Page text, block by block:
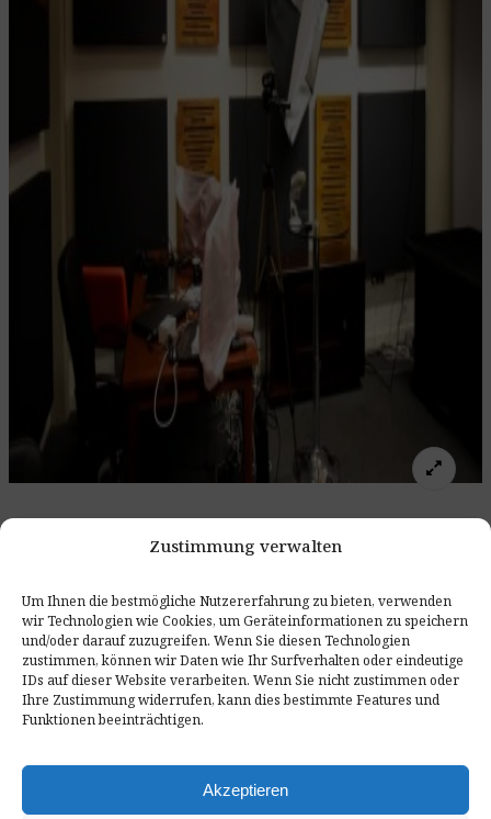
Zustimmung verwalten
Um Ihnen die bestmögliche Nutzererfahrung zu bieten, verwenden
wir Technologien wie Cookies, um Geräteinformationen zu speichern
und/oder darauf zuzugreifen. Wenn Sie diesen Technologien
zustimmen, können wir Daten wie Ihr Surfverhalten oder eindeutige
IDs auf dieser Website verarbeiten. Wenn Sie nicht zustimmen oder
Ihre Zustimmung widerrufen, kann dies bestimmte Features und
Funktionen beeinträchtigen.
Akzeptieren
usługa, który umożliwia uzyskanie naturalnego,
niepożądanych odbić i poprawę kontroli nad niskimi
częstotliwościami. Dzięki precyzyjnej analizie
przestrzeni, dobraniu odpowiednich ustrojów
akustycznych (absorberów, pułapek basowych oraz
dyfuzorów) oraz wykorzystaniu metod opartych na
technikach LEDE i RFZ, możliwe jest stworzenie
audiofilów, jak i profesjonalnych studiów nagrań.